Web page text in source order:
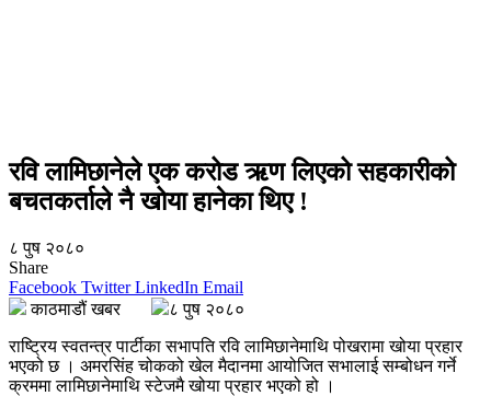
रवि लामिछानेले एक करोड ऋण लिएको सहकारीको
बचतकर्ताले नै खोया हानेका थिए !
८ पुष २०८०
Share
Facebook Twitter LinkedIn Email
काठमाडौं खबर
८ पुष २०८०
राष्ट्रिय स्वतन्त्र पार्टीका सभापति रवि लामिछानेमाथि पोखरामा खोया प्रहार
भएको छ । अमरसिंह चोकको खेल मैदानमा आयोजित सभालाई सम्बोधन गर्ने
क्रममा लामिछानेमाथि स्टेजमै खोया प्रहार भएको हो ।